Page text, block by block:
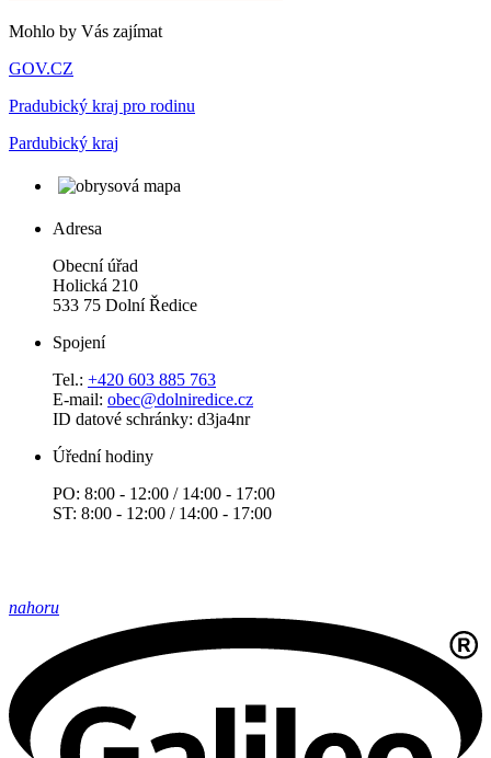
Mohlo by Vás zajímat
GOV.CZ
Pradubický kraj pro rodinu
Pardubický kraj
Adresa
Obecní úřad
Holická 210
533 75 Dolní Ředice
Spojení
Tel.: +420 603 885 763
E-mail: obec@dolniredice.cz
ID datové schránky: d3ja4nr
Úřední hodiny
PO: 8:00 - 12:00 / 14:00 - 17:00
ST: 8:00 - 12:00 / 14:00 - 17:00
nahoru